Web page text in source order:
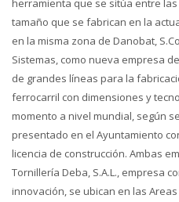
herramienta que se sitúa entre
tamaño que se fabrican en la
en la misma zona de Danobat,
Sistemas, como nueva empresa
de grandes líneas para la
ferrocarril con dimensiones y
momento a nivel mundial, según
presentado en el Ayuntamiento
licencia de construcción. Ambas
Tornillería Deba, S.A.L., empresa
innovación, se ubican en las